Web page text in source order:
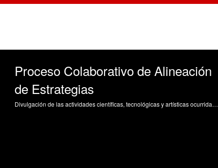
Proceso Colaborativo de Alineación
de Estrategias
Divulgación de las actividades científicas, tecnológicas y artísticas ocurridas en los tres campus de la UPV